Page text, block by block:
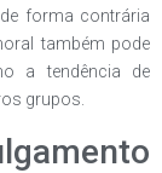
forma contrária
também pode
a tendência de
grupos.